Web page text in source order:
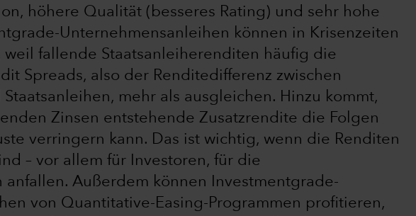
höhere Qualität (besseres Rating) und sehr hohe
Unternehmensanleihen können in Krisenzeiten
weil fallende Staatsanleiherenditen häufig die
Spreads, also der Renditedifferenz zwischen
mehr als ausgleichen. Hinzu kommt,
Zinsen entstehende Zusatzrendite die Folgen
verringern kann. Das ist wichtig, wenn die Renditen
– vor allem für Investoren, für die
anfallen. Außerdem können Investmentgrade-
von Quantitative-Easing-Programmen profitieren,